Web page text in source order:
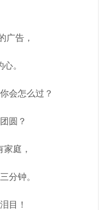
广告，
。
会怎么过？
圆？
庭，
分钟。
目！